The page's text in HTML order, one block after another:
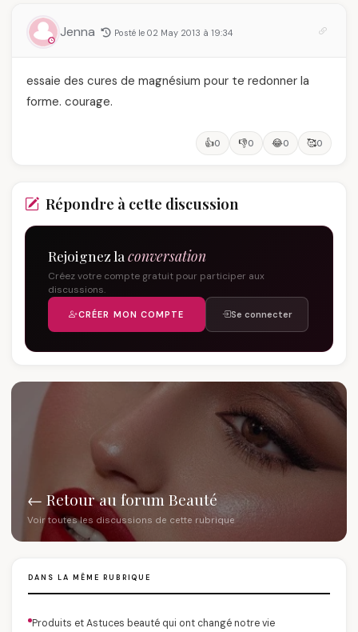
Jenna Posté le 02 May 2013 à 19:34
essaie des cures de magnésium pour te redonner la
forme. courage.
👍0 👎0 😂0 🥰0
Répondre à cette discussion
Rejoignez la conversation
Créez votre compte gratuit pour participer aux
discussions.
CRÉER MON COMPTE Se connecter
← Retour au forum Beauté
Voir toutes les discussions de cette rubrique
DANS LA MÊME RUBRIQUE
Produits et Astuces beauté qui ont changé notre vie